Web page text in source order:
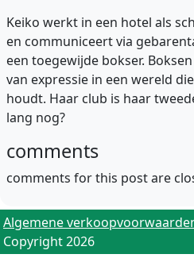
Keiko werkt in een hotel als
en communiceert via
een toegewijde bokser.
van expressie in een wereld
houdt. Haar club is haar
lang nog?
comments
comments for this post are
Algemene
Copyright 2026